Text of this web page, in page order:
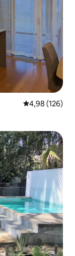
4,98 av 5 i
4,98 (126)